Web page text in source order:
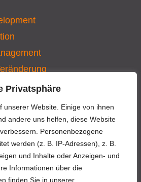
Privatsphäre
unserer Website. Einige von ihnen
andere uns helfen, diese Website
Personenbezogene
werden (z. B. IP-Adressen), z. B.
und Inhalte oder Anzeigen- und
Informationen über die
finden Sie in unserer
Effizienz